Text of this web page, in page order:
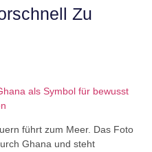
Zu
führt zum Meer. Das Foto
Ghana und steht